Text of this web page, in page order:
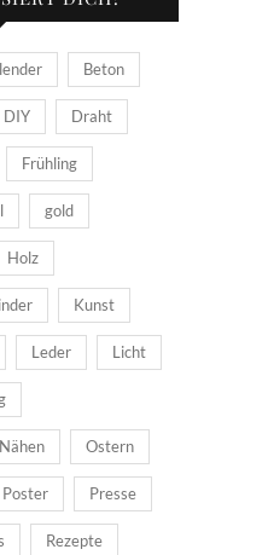
Beton
DIY Draht
Frühling
gold
Holz
Kunst
Leder Licht
Nähen Ostern
Poster Presse
Rezepte